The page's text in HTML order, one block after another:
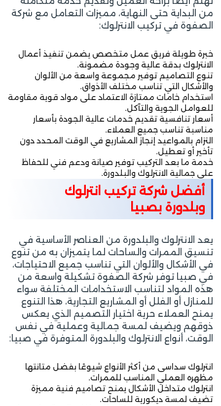
من البداية حتى النهاية، مميزات التعامل مع شركة
الصفوة في تركيب الانترلوك:
خبرة طويلة فريق عمل متخصص يضمن تنفيذ أعمال
الانترلوك بدقة عالية وجودة مضمونة.
تنوع التصاميم توفير مجموعة واسعة من الألوان
والأشكال التي تناسب مختلف الأذواق.
استخدام خامات ممتازة الاعتماد على مواد قوية مقاومة
للعوامل الجوية والتآكل.
أسعار تنافسية تقديم خدمات عالية الجودة بأسعار
مناسبة تناسب جميع العملاء.
التزام بالمواعيد إنجاز المشاريع في الوقت المحدد دون
تأخير أو تعطيل.
خدمة ما بعد التركيب توفير صيانة ودعم فني للحفاظ
على جمالية الانترلوك والبلدورة.
أفضل شركة تركيب انترلوك
وبلدورة بصبيا
يعد الانترلوك والبلدورة من العناصر الأساسية في
تنسيق الممرات والساحات لما يتميزان به من تنوع
في الأشكال والألوان التي تناسب جميع الاحتياجات،
في صبيا توفر شركة الصفوة تشكيلة واسعة من
هذه المواد لتناسب الاستخدامات المختلفة سواء
للمنازل أو الفلل أو المشاريع التجارية، هذا التنوع
يمنح العملاء حرية اختيار التصميم الذي يعكس
ذوقهم ويضيف لمسة جمالية وعملية في نفس
الوقت، أنواع الانترلوك والبلدورة المتوفرة في صبيا:
انترلوك سداسى من أكثر الأنواع شيوعًا بفضل متانتها
مظهره العملي المناسب للممرات.
انترلوك متداخل الأشكال يمنح تصاميم فنية مميزة
تضيف لمسة ديكورية للساحات.